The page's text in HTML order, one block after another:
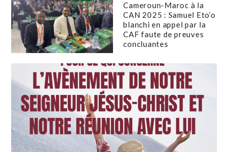
Cameroun-Maroc à la
CAN 2025 : Samuel Eto’o
blanchi en appel par la
CAF faute de preuves
concluantes